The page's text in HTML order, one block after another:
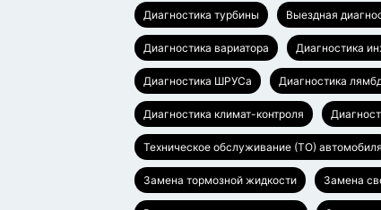
Диагностика турбины Выездная
Диагностика вариатора Диагностика
Диагностика ШРУСа Диагностика
Диагностика климат-контроля
Техническое обслуживание (ТО) автомобиля
Замена тормозной жидкости Замена